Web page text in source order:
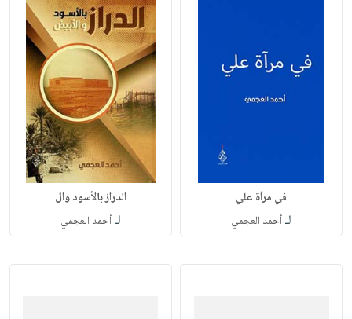
في مرآة علي
لـأحمد العجمي
الدراز بالأسود وال
لـأحمد العجمي